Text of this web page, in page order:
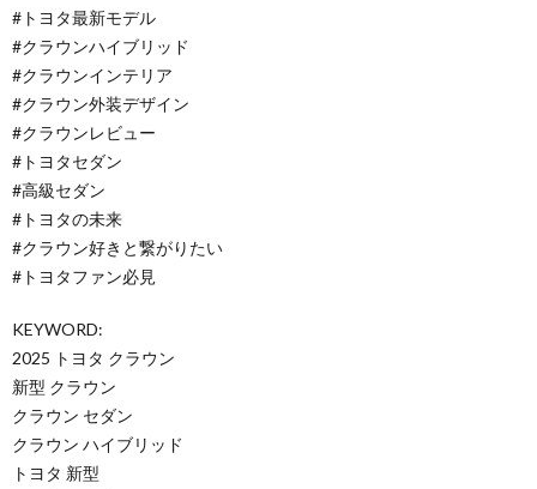
#トヨタ最新モデル
#クラウンハイブリッド
#クラウンインテリア
#クラウン外装デザイン
#クラウンレビュー
#トヨタセダン
#高級セダン
#トヨタの未来
#クラウン好きと繋がりたい
#トヨタファン必見
KEYWORD:
2025 トヨタ クラウン
新型 クラウン
クラウン セダン
クラウン ハイブリッド
トヨタ 新型